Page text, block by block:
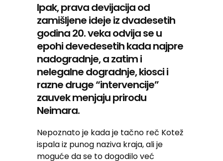
Ipak, prava devijacija od
zamišljene ideje iz dvadesetih
godina 20. veka odvija se u
epohi devedesetih kada najpre
nadogradnje, a zatim i
nelegalne dogradnje, kiosci i
razne druge “intervencije”
zauvek menjaju prirodu
Neimara.
Nepoznato je kada je tačno reč Kotež
ispala iz punog naziva kraja, ali je
moguće da se to dogodilo već